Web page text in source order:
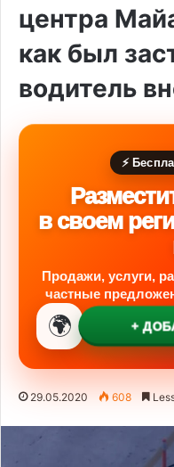
центра
как был
водитель
⚡
в своем
Продажи, услуги,
частные
🌍 +
29.05.2020 608